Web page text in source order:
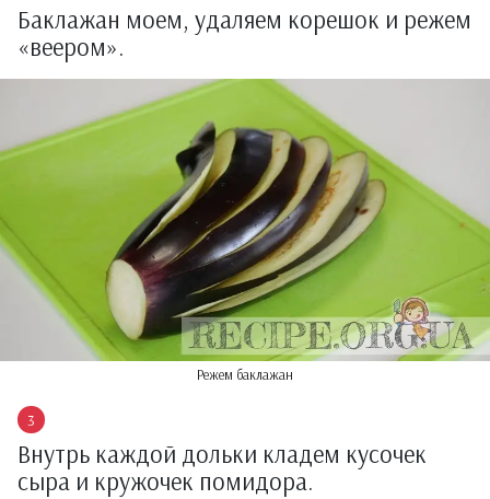
Баклажан моем, удаляем корешок и режем
«веером».
Режем баклажан
Внутрь каждой дольки кладем кусочек
сыра и кружочек помидора.